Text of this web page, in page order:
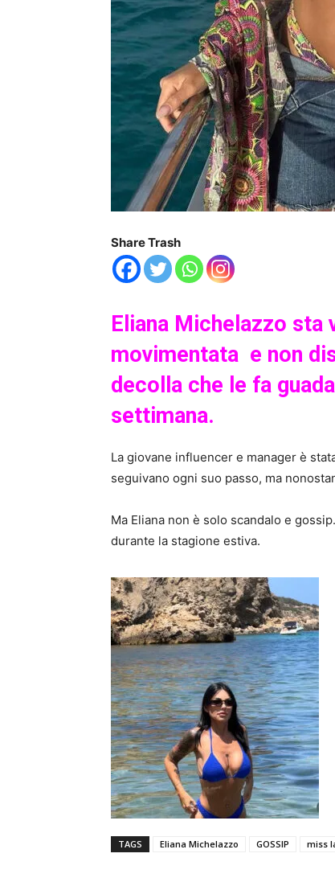
Share Trash
Eliana Michelazzo sta
movimentata e non
decolla che le fa
settimana.
La giovane influencer e manager è
seguivano ogni suo passo, ma
Ma Eliana non è solo scandalo e
durante la stagione estiva.
TAGS Eliana Michelazzo GOSSIP miss